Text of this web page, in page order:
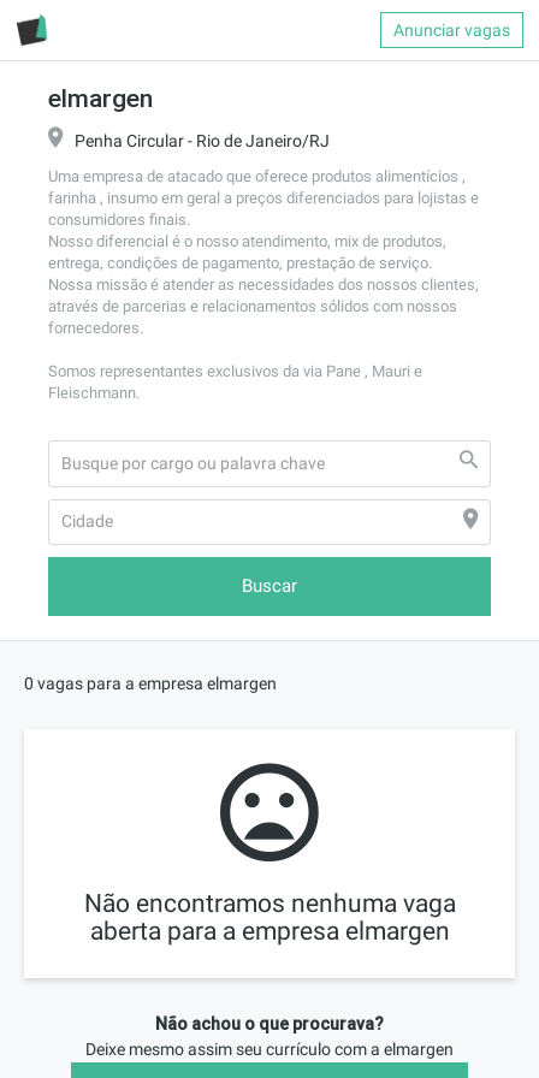
Anunciar vagas
elmargen
Penha Circular - Rio de Janeiro/RJ
Uma empresa de atacado que oferece produtos alimentícios ,
farinha , insumo em geral a preços diferenciados para lojistas e
consumidores finais.
Nosso diferencial é o nosso atendimento, mix de produtos,
entrega, condições de pagamento, prestação de serviço.
Nossa missão é atender as necessidades dos nossos clientes,
através de parcerias e relacionamentos sólidos com nossos
fornecedores.
Somos representantes exclusivos da via Pane , Mauri e
Fleischmann.
Buscar
0 vagas para a empresa elmargen
Não encontramos nenhuma vaga
aberta para a empresa elmargen
Não achou o que procurava?
Deixe mesmo assim seu currículo com a elmargen